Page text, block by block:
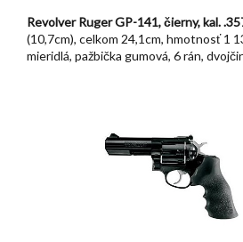
Revolver Ruger GP-141, čierny, kal.
(10,7cm), celkom 24,1cm, hmotnosť 1
mieridlá, pažbička gumová, 6 rán,